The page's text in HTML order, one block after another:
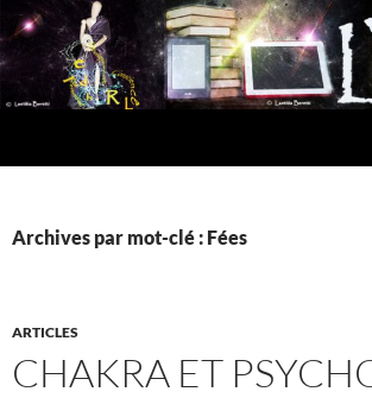
Aller
au
contenu
Archives par mot-clé : Fées
ARTICLES
CHAKRA ET